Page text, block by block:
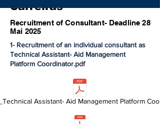
Carreiras
Recruitment of Consultant- Deadline 28
Mai 2025
1- Recruitment of an individual consultant as
Technical Assistant- Aid Management
Platform Coordinator.pdf
Assistant- Aid Management Platform